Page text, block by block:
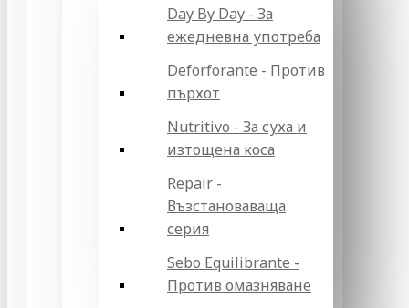
Day By Day - За
ежедневна употреба
Deforforante - Против
пърхот
Nutritivo - За суха и
изтощена коса
Repair -
Възстановаваща
серия
Sebo Equilibrante -
Против омазняване